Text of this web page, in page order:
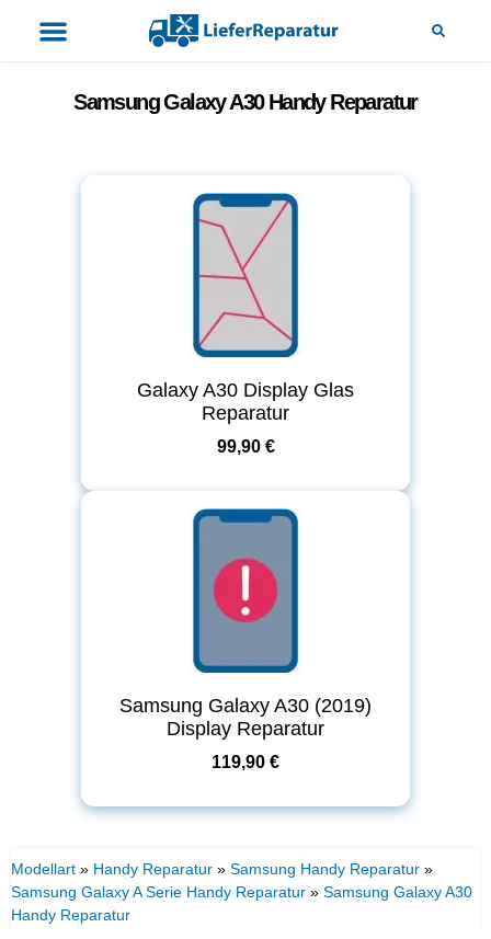
Samsung Galaxy A30 Handy Reparatur
Galaxy A30 Display Glas
Reparatur
99,90 €
Samsung Galaxy A30 (2019)
Display Reparatur
119,90 €
Modellart » Handy Reparatur » Samsung Handy Reparatur »
Samsung Galaxy A Serie Handy Reparatur » Samsung Galaxy A30
Handy Reparatur